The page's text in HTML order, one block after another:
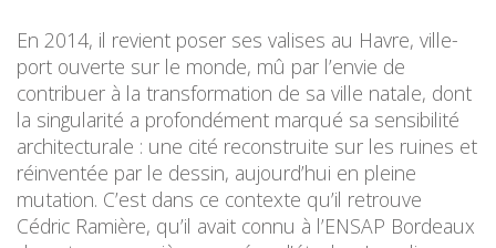
En 2014, il revient poser ses valises au Havre, ville-
port ouverte sur le monde, mû par l’envie de
contribuer à la transformation de sa ville natale, dont
la singularité a profondément marqué sa sensibilité
architecturale : une cité reconstruite sur les ruines et
réinventée par le dessin, aujourd’hui en pleine
mutation. C’est dans ce contexte qu’il retrouve
Cédric Ramière, qu’il avait connu à l’ENSAP Bordeaux